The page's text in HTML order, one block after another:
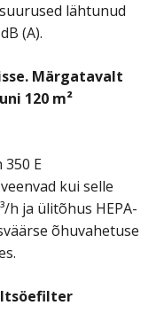
lähtunud
(A).
Märgatavalt
120 m²
E
kui selle
h ja ülitõhus HEPA-
õhuvahetuse